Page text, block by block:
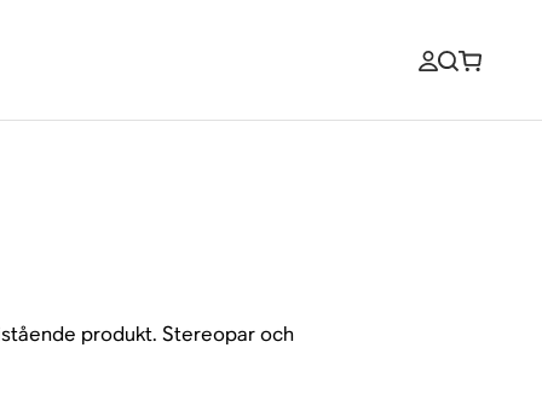
produkt. Stereopar och